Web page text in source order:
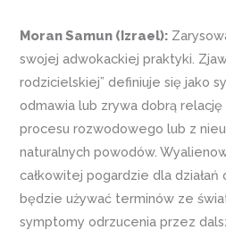
Moran Samun (Izrael):
swojej adwokackiej praktyki.
rodzicielskiej” definiuje się jako
odmawia lub zrywa dobrą
procesu rozwodowego lub z
naturalnych powodów.
całkowitej pogardzie dla działań
będzie używać terminów ze
symptomy odrzucenia przez